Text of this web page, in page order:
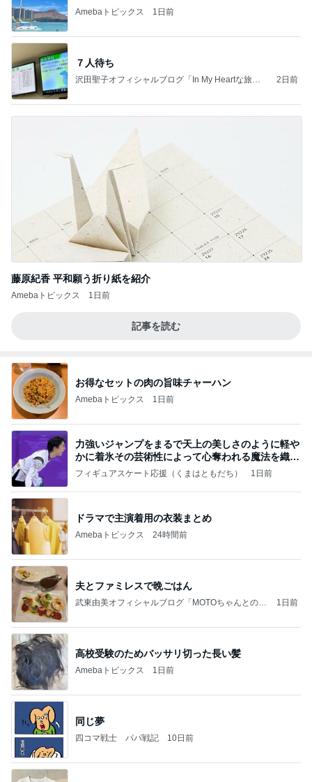
Amebaトピックス 1日前
７人待ち
沢田聖子オフィシャルブログ「In My Heartな旅日
2日前
藤原紀香 平和願う折り紙を紹介
Amebaトピックス 1日前
記事を読む
お得なセットの肉の旨味チャーハン
Amebaトピックス 1日前
力強いジャンプをまるで天上の美しさのように軽や
かに着氷その芸術性によって心奪われる魔法を織り
なす
フィギュアスケート応援（くまはともだち） 1日前
ドラマで主演着用の衣装まとめ
Amebaトピックス 24時間前
夫とファミレスで晩ごはん
武東由美オフィシャルブログ「MOTOちゃんとのは
1日前
高校受験のためバッサリ切った長い髪
Amebaトピックス 1日前
同じ夢
四コマ戦士 パパ戦記 10日前